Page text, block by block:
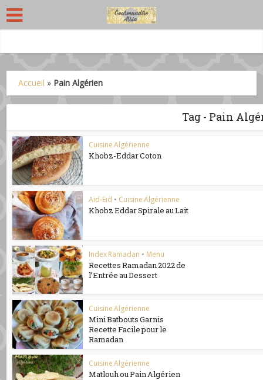
Accueil » Pain Algérien
Tag - Pain
Cuisine Algérienne
Khobz-Eddar Coton
Aid-Eid • Cuisine Algérienne
Khobz Eddar Spirale au Lait
Index Ramadan • Menu
Recettes Ramadan 2022 de
l’Entrée au Dessert
Cuisine Algérienne
Mini Batbouts Garnis
Recette Facile pour le
Ramadan
Cuisine Algérienne
Matlouh ou Pain Algérien